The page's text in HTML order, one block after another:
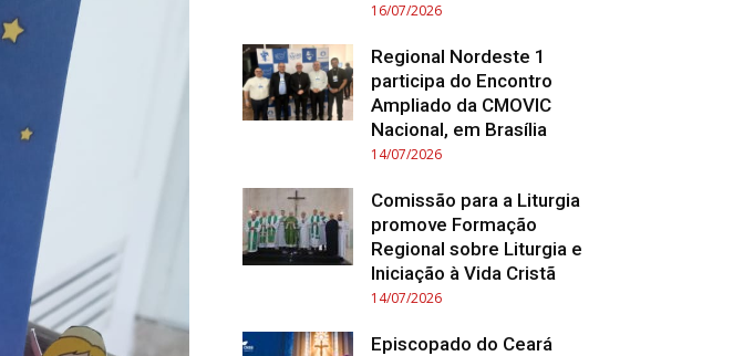
16/07/2026
Regional Nordeste 1
participa do Encontro
Ampliado da CMOVIC
Nacional, em Brasília
14/07/2026
Comissão para a Liturgia
promove Formação
Regional sobre Liturgia e
Iniciação à Vida Cristã
14/07/2026
Episcopado do Ceará